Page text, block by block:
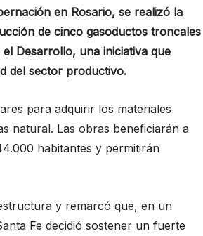
en Rosario, se realizó la
de cinco gasoductos troncales
Desarrollo, una iniciativa que
del sector productivo.
para adquirir los materiales
natural. Las obras beneficiarán a
habitantes y permitirán
y remarcó que, en un
Fe decidió sostener un fuerte